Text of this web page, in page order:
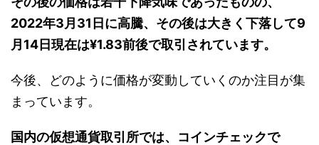
2022年3月31日に高騰、その後は大きく下落して9
月14日現在は¥1.83前後で取引されています。
今後、どのように価格が変動していくのか注目が集
まっています。
国内の仮想通貨取引所では、コインチェックで